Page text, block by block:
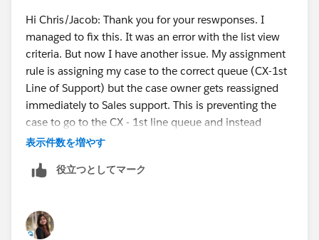
Hi Chris/Jacob: Thank you for your reswponses. I
managed to fix this. It was an error with the list view
criteria. But now I have another issue. My assignment
rule is assigning my case to the correct queue (CX-1st
Line of Support) but the case owner gets reassigned
immediately to Sales support. This is preventing the
case to go to the CX - 1st line queue and instead
taking it to Sales support.
表示件数を増やす
役立つとしてマーク